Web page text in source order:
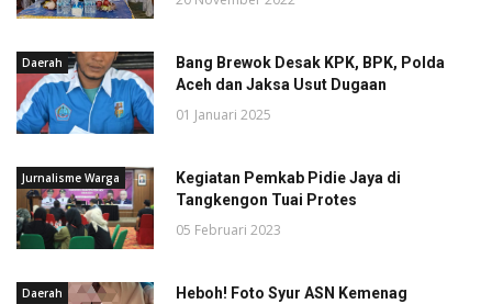
Daerah
Bang Brewok Desak KPK, BPK, Polda
Aceh dan Jaksa Usut Dugaan
01 Januari 2025
Jurnalisme Warga
Kegiatan Pemkab Pidie Jaya di
Tangkengon Tuai Protes
05 Februari 2023
Daerah
Heboh! Foto Syur ASN Kemenag